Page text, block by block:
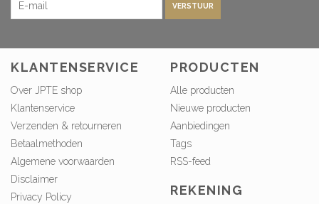
VERSTUUR
KLANTENSERVICE
Over JPTE shop
Klantenservice
Verzenden & retourneren
Betaalmethoden
Algemene voorwaarden
Disclaimer
Privacy Policy
PRODUCTEN
Alle producten
Nieuwe producten
Aanbiedingen
Tags
RSS-feed
REKENING